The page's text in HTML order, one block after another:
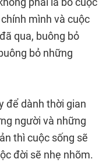
mình và cuộc
qua, buông bỏ
bỏ những
để dành thời gian
người và những
thì cuộc sống sẽ
đời sẽ nhẹ nhõm.